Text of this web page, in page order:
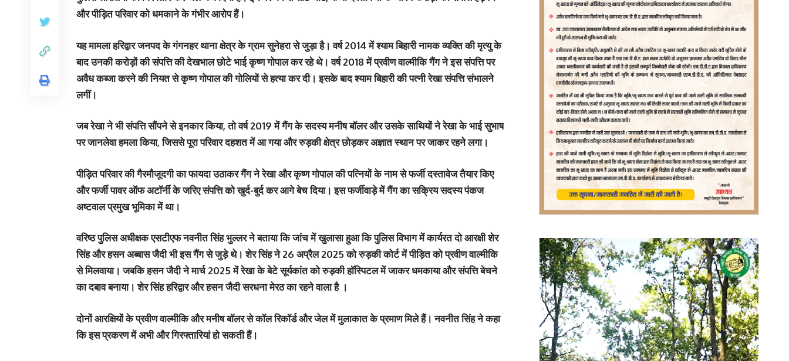
और पीड़ित परिवार को धमकाने के गंभीर आरोप हैं।
यह मामला हरिद्वार जनपद के गंगनहर थाना क्षेत्र के ग्राम सुनेहरा से जुड़ा है। वर्ष 2014 में श्याम बिहारी नामक व्यक्ति की मृत्यु के
बाद उनकी करोड़ों की संपत्ति की देखभाल छोटे भाई कृष्ण गोपाल कर रहे थे। वर्ष 2018 में प्रवीण वाल्मीकि गैंग ने इस संपत्ति पर
अवैध कब्जा करने की नियत से कृष्ण गोपाल की गोलियों से हत्या कर दी। इसके बाद श्याम बिहारी की पत्नी रेखा संपत्ति संभालने
लगीं।
जब रेखा ने भी संपत्ति सौंपने से इनकार किया, तो वर्ष 2019 में गैंग के सदस्य मनीष बॉलर और उसके साथियों ने रेखा के भाई सुभाष
पर जानलेवा हमला किया, जिससे पूरा परिवार दहशत में आ गया और रुड़की क्षेत्र छोड़कर अज्ञात स्थान पर जाकर रहने लगा।
पीड़ित परिवार की गैरमौजूदगी का फायदा उठाकर गैंग ने रेखा और कृष्ण गोपाल की पत्नियों के नाम से फर्जी दस्तावेज तैयार किए
और फर्जी पावर ऑफ अटॉर्नी के जरिए संपत्ति को खुर्द-बुर्द कर आगे बेच दिया। इस फर्जीवाड़े में गैंग का सक्रिय सदस्य पंकज
अष्टवाल प्रमुख भूमिका में था।
वरिष्ठ पुलिस अधीक्षक एसटीएफ नवनीत सिंह भुल्लर ने बताया कि जांच में खुलासा हुआ कि पुलिस विभाग में कार्यरत दो आरक्षी शेर
सिंह और हसन अब्बास जैदी भी इस गैंग से जुड़े थे। शेर सिंह ने 26 अप्रैल 2025 को रुड़की कोर्ट में पीड़ित को प्रवीण वाल्मीकि
से मिलवाया। जबकि हसन जैदी ने मार्च 2025 में रेखा के बेटे सूर्यकांत को रुड़की हॉस्पिटल में जाकर धमकाया और संपत्ति बेचने
का दबाव बनाया। शेर सिंह हरिद्वार और हसन जैदी सरधना मेरठ का रहने वाला है ।
दोनों आरक्षियों के प्रवीण वाल्मीकि और मनीष बॉलर से कॉल रिकॉर्ड और जेल में मुलाकात के प्रमाण मिले हैं। नवनीत सिंह ने कहा
कि इस प्रकरण में अभी और गिरफ्तारियां हो सकती हैं।
Video
Player